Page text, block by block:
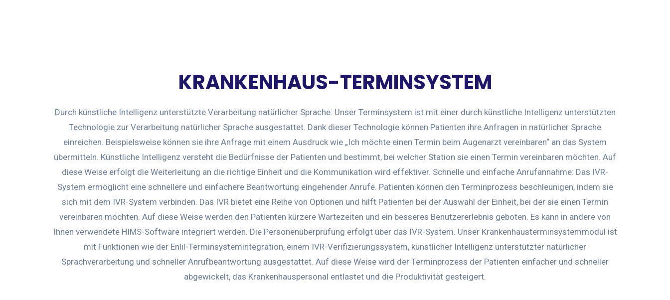
KRANKENHAUS-TERMINSYSTEM
Durch künstliche Intelligenz unterstützte Verarbeitung natürlicher Sprache: Unser Terminsystem ist mit einer durch künstliche Intelligenz unterstützten
Technologie zur Verarbeitung natürlicher Sprache ausgestattet. Dank dieser Technologie können Patienten ihre Anfragen in natürlicher Sprache
einreichen. Beispielsweise können sie ihre Anfrage mit einem Ausdruck wie „Ich möchte einen Termin beim Augenarzt vereinbaren“ an das System
übermitteln. Künstliche Intelligenz versteht die Bedürfnisse der Patienten und bestimmt, bei welcher Station sie einen Termin vereinbaren möchten. Auf
diese Weise erfolgt die Weiterleitung an die richtige Einheit und die Kommunikation wird effektiver. Schnelle und einfache Anrufannahme: Das IVR-
System ermöglicht eine schnellere und einfachere Beantwortung eingehender Anrufe. Patienten können den Terminprozess beschleunigen, indem sie
sich mit dem IVR-System verbinden. Das IVR bietet eine Reihe von Optionen und hilft Patienten bei der Auswahl der Einheit, bei der sie einen Termin
vereinbaren möchten. Auf diese Weise werden den Patienten kürzere Wartezeiten und ein besseres Benutzererlebnis geboten. Es kann in andere von
Ihnen verwendete HIMS-Software integriert werden. Die Personenüberprüfung erfolgt über das IVR-System. Unser Krankenhausterminsystemmodul ist
mit Funktionen wie der Enlil-Terminsystemintegration, einem IVR-Verifizierungssystem, künstlicher Intelligenz unterstützter natürlicher
Sprachverarbeitung und schneller Anrufbeantwortung ausgestattet. Auf diese Weise wird der Terminprozess der Patienten einfacher und schneller
abgewickelt, das Krankenhauspersonal entlastet und die Produktivität gesteigert.